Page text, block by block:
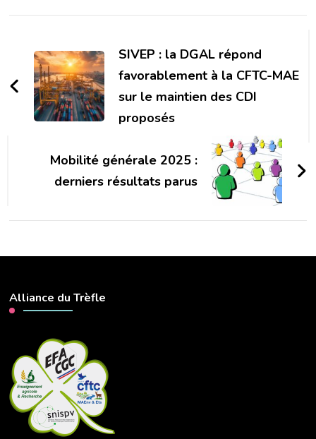
d'article
SIVEP : la DGAL répond
favorablement à la CFTC-MAE
sur le maintien des CDI
proposés
Mobilité générale 2025 :
derniers résultats parus
Alliance du Trèfle